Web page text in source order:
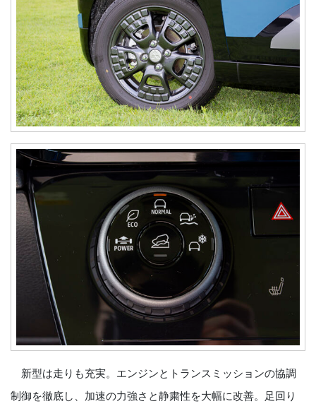
新型は走りも充実。エンジンとトランスミッションの協調
制御を徹底し、加速の力強さと静粛性を大幅に改善。足回り